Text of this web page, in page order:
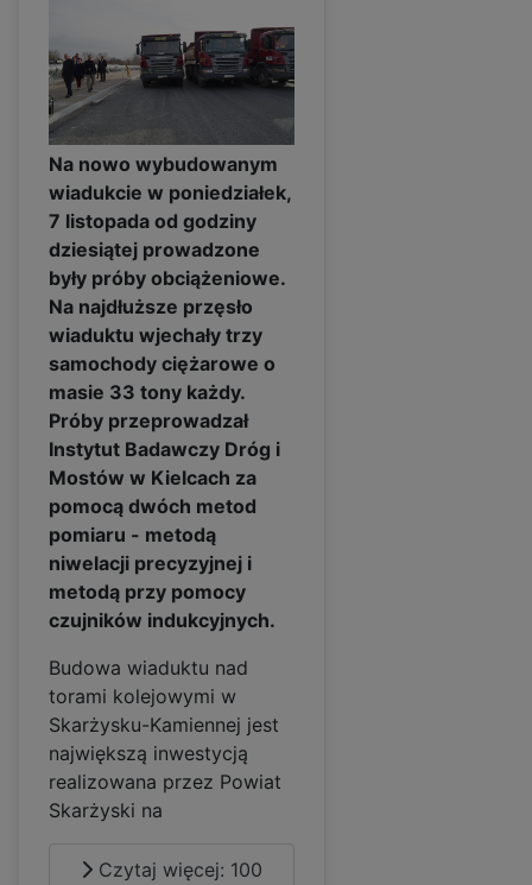
Na nowo wybudowanym
wiadukcie w poniedziałek,
7 listopada od godziny
dziesiątej prowadzone
były próby obciążeniowe.
Na najdłuższe przęsło
wiaduktu wjechały trzy
samochody ciężarowe o
masie 33 tony każdy.
Próby przeprowadzał
Instytut Badawczy Dróg i
Mostów w Kielcach za
pomocą dwóch metod
pomiaru - metodą
niwelacji precyzyjnej i
metodą przy pomocy
czujników indukcyjnych.
Budowa wiaduktu nad
torami kolejowymi w
Skarżysku-Kamiennej jest
największą inwestycją
realizowana przez Powiat
Skarżyski na
Czytaj więcej: 100